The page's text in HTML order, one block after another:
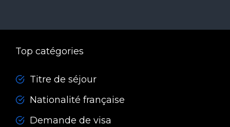
Top catégories
Titre de séjour
Nationalité française
Demande de visa